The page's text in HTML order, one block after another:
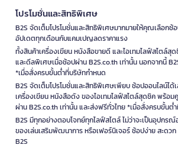
โปรโมชั่นและสิทธิพิเศษ
B2S จัดเต็มโปรโมชั่นและสิทธิพิเศษมากมายให้คุณเลือกช้
อัปเดตทุกเดือนกับแคมเปญลดราคาแรง
ทั้งสินค้าเครื่องเขียน หนังสือขายดี และไอเทมไลฟ์สไตล์
และดีลพิเศษเมื่อช้อปผ่าน B2S.co.th เท่านั้น นอกจากนี้
*เมื่อสั่งครบขั้นต่ำที่บริษัทกำหนด
B2S จัดเต็มโปรโมชั่นและสิทธิพิเศษเพียบ ช้อปออนไลน์ไ
เครื่องเขียน หนังสือดัง ของไอเทมไลฟ์สไตล์สุดชิค พร้อ
ผ่าน B2S.co.th เท่านั้น และส่งฟรีทั่วไทย *เมื่อสั่งครบขั้นต่
B2S มีทุกอย่างตอบโจทย์ทุกไลฟ์สไตล์ ไม่ว่าจะเป็นอุปกรณ์
ของเล่นเสริมพัฒนาการ หรือเฟอร์นิเจอร์ ช้อปง่าย สะดว
B2S